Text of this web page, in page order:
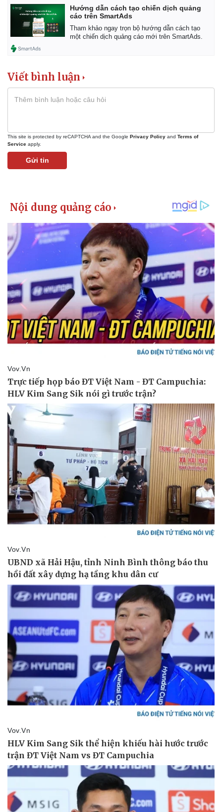
Pháp luật
Vụ án
Tin nóng
Tư vấn luật
Quân sự - Quốc phòng
Vũ khí
Việt Nam
Phân tích
Hướng dẫn cách tạo chiến dịch quảng
cáo trên SmartAds
Tham khảo ngay trọn bộ hướng dẫn cách tạo
một chiến dịch quảng cáo mới trên SmartAds.
Viết bình luận
This site is protected by reCAPTCHA and the Google Privacy Policy and Terms of
Service apply.
Gửi tin